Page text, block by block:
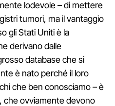
lodevole – di mettere
tumori, ma il vantaggio
gli Stati Uniti è la
derivano dalle
database che si
è nato perché il loro
che ben conosciamo – è
che ovviamente devono